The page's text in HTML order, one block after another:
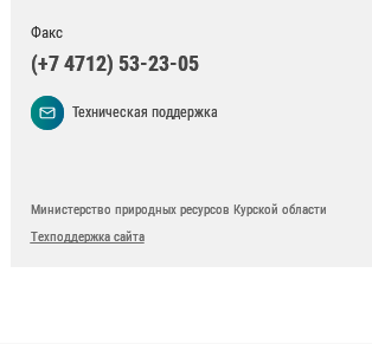
Факс
(+7 4712) 53-23-05
Техническая поддержка
Министерство природных ресурсов Курской области
Техподдержка сайта